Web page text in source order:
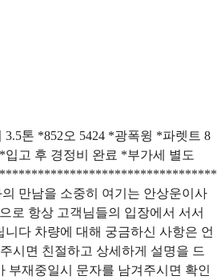
톤 *852오 5424 *광폭윙 *파렛트 8
입고 후 경정비 완료 *부가세 별도
만남을 소중히 여기는 안상운이사
로 항상 고객님들의 입장에서 서서
다 차량에 대해 궁금하신 사항은 언
시면 친절하고 상세하게 설명을 드
부재중일시 문자를 남겨주시면 확인